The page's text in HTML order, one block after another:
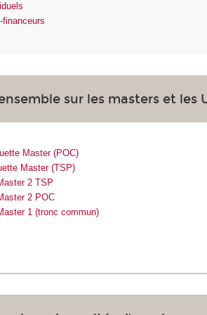
financeurs
sur les masters et les
Master (POC)
Master (TSP)
2 TSP
2 POC
1 (tronc commun)